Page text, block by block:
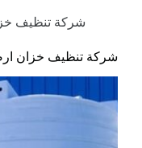
شركة تنظيف
شركة تنظيف خزان